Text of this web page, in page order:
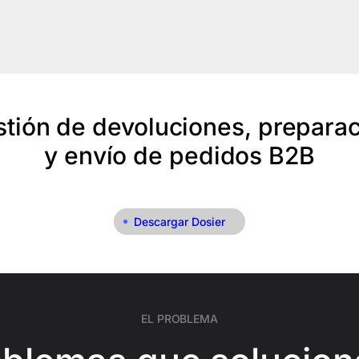
de devoluciones,
y envío de pedidos B2B
Descargar Dosier
EL PROBLEMA